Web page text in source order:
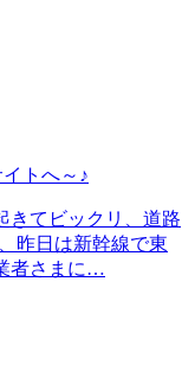
トへ～♪
きてビックリ、道路
昨日は新幹線で東
者さまに…